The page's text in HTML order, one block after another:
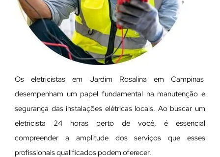
Os eletricistas em Jardim Rosalina em Campinas
desempenham um papel fundamental na manutenção e
segurança das instalações elétricas locais. Ao buscar um
eletricista 24 horas perto de você, é essencial
compreender a amplitude dos serviços que esses
profissionais qualificados podem oferecer.